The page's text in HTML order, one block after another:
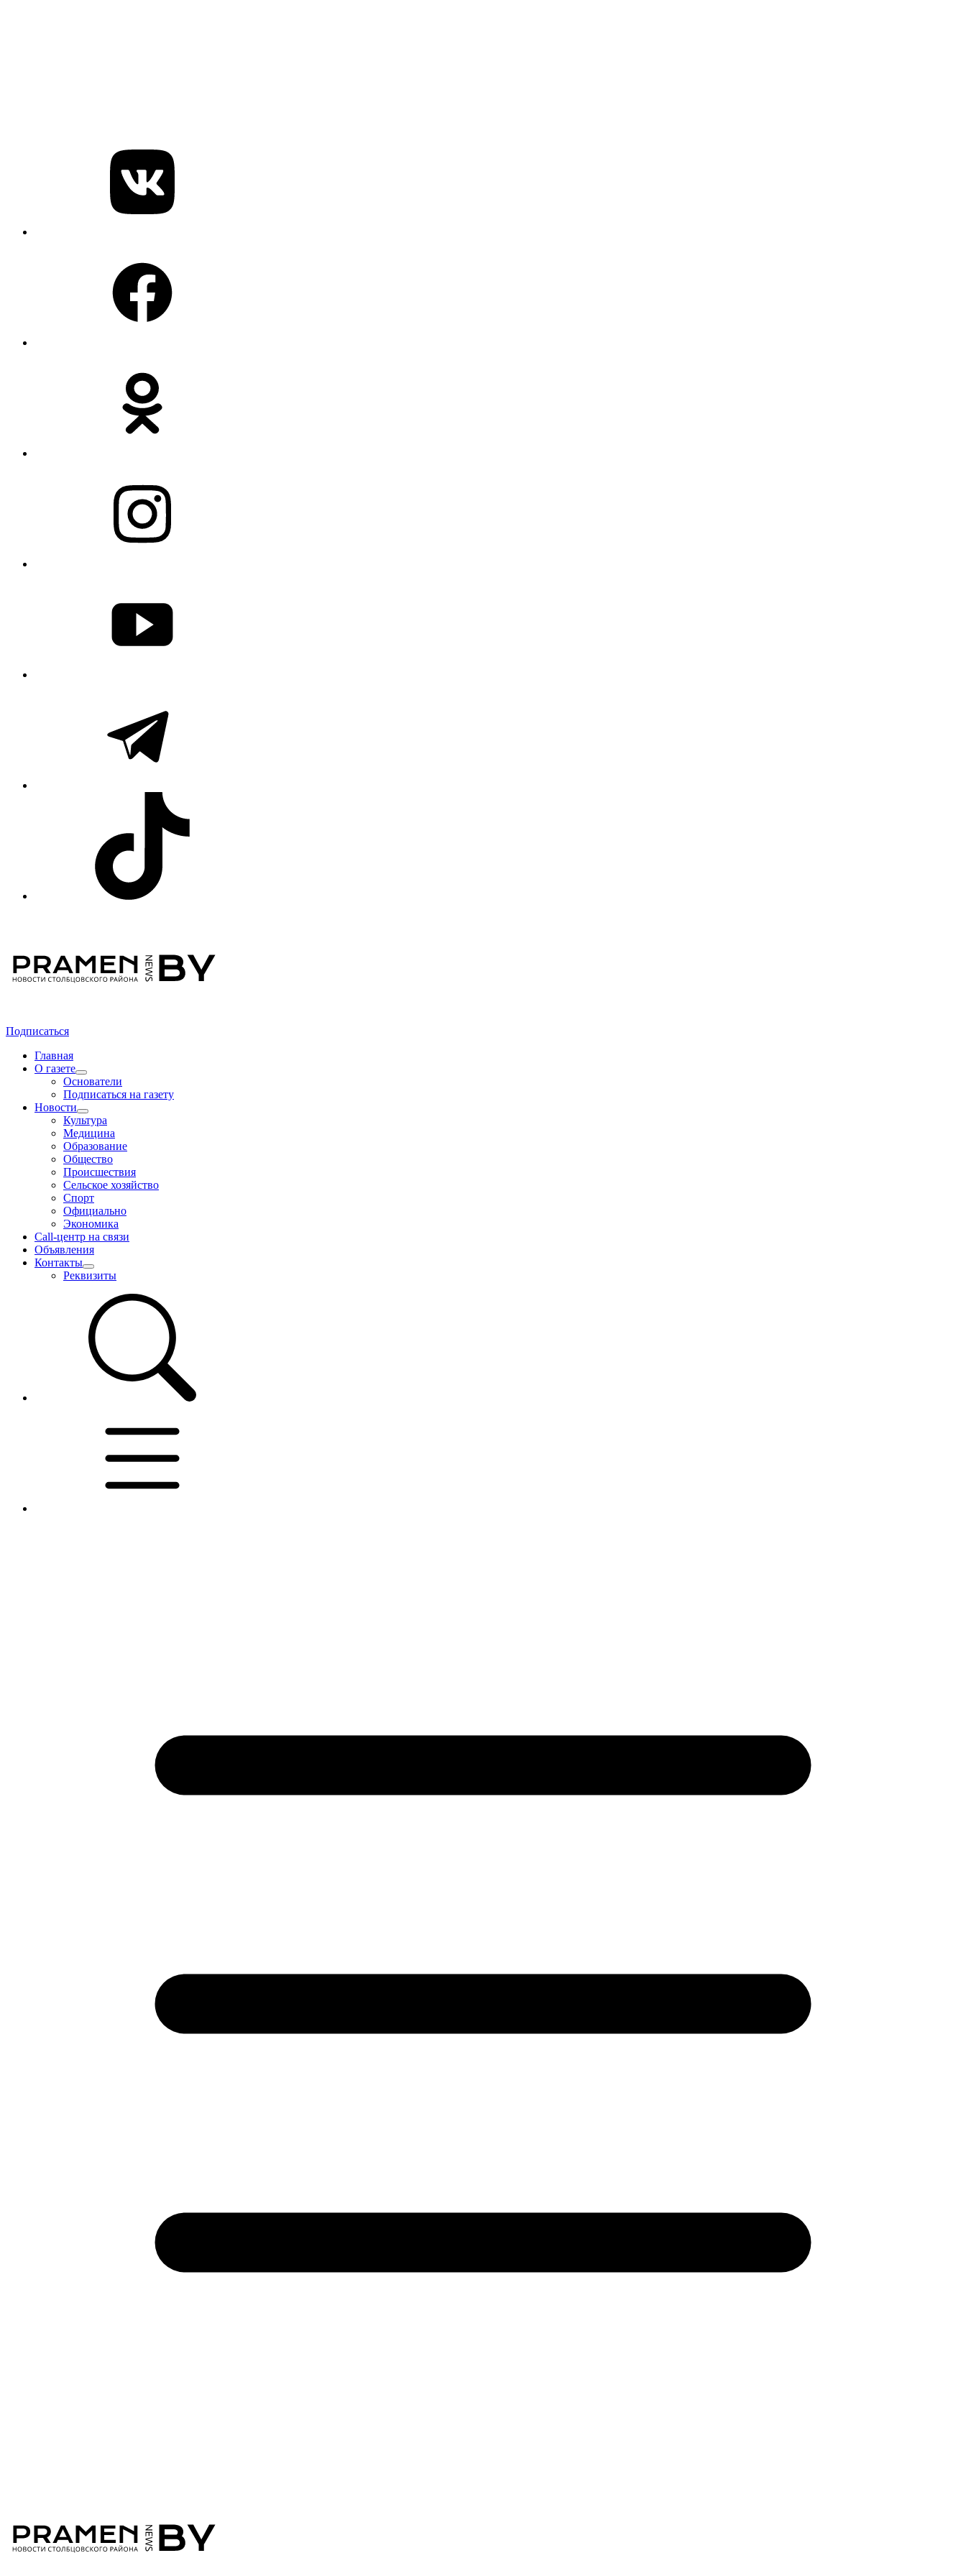
Подписаться
Главная
О газете
Основатели
Подписаться на газету
Новости
Культура
Медицина
Образование
Общество
Происшествия
Сельское хозяйство
Спорт
Официально
Экономика
Call-центр на связи
Объявления
Контакты
Реквизиты